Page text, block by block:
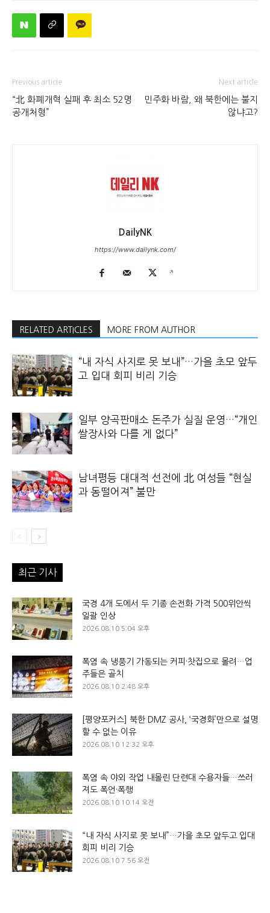
Previous article
“北 화폐개혁 실패 후 최소 52명
공개처형”
Next article
민주화 바람, 왜 북한에는 불지
않냐고?
DailyNK
https://www.dailynk.com/
RELATED ARTICLES MORE FROM AUTHOR
“내 자식 사지로 못 보내”…가을 초모 앞두
고 입대 회피 비리 기승
일부 양곡판매소 돈주가 실질 운영…“개인
쌀장사와 다를 게 없다”
남녀평등 대대적 선전에 北 여성들 “현실
과 동떨어져” 불만
최근 기사
국경 4개 도에서 두 기종 손전화 가격 500위안씩
일괄 인상
2026.08.10 5:04 오후
폭염 속 냉풍기 가동되는 커피·찻집으로 몰려…업
주들은 골치
2026.08.10 2:48 오후
[평양포커스] 북한 DMZ 공사, ‘국경화’만으로 설명
할 수 없는 이유
2026.08.10 12:32 오후
폭염 속 야외 작업 내몰린 단련대 수용자들…쓰러
져도 폭언·폭행
2026.08.10 10:14 오전
“내 자식 사지로 못 보내”…가을 초모 앞두고 입대
회피 비리 기승
2026.08.10 7:56 오전